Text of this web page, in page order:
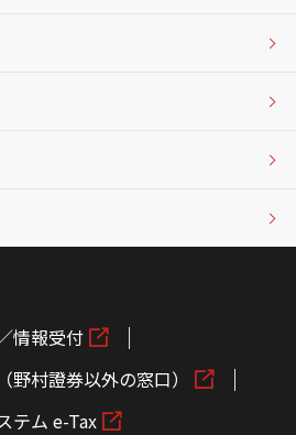
情報受付
村證券以外の窓口）
テム e-Tax